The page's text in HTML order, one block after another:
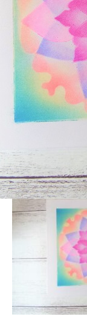
ホーム
Warning: ltrim()
/home/
includes/
DSCF4218